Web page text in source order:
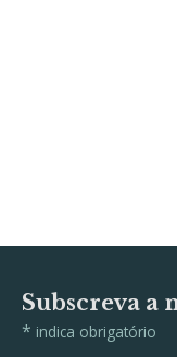
Subscreva a
* indica obrigatório